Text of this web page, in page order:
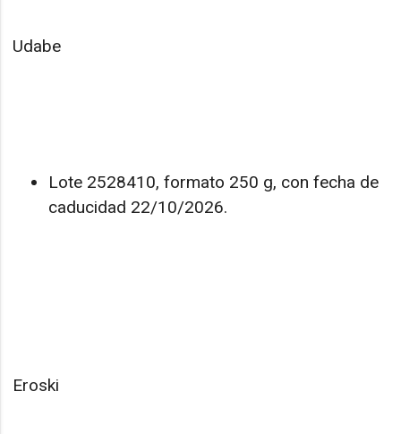
Udabe
Lote 2528410, formato 250 g, con fecha de
caducidad 22/10/2026.
Eroski